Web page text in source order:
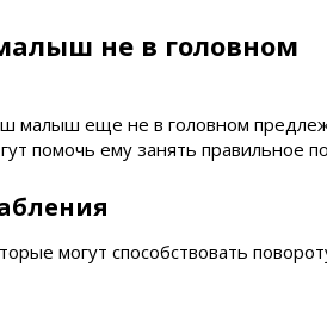
не в головном
малыш еще не в головном
помочь ему занять правильное
могут способствовать